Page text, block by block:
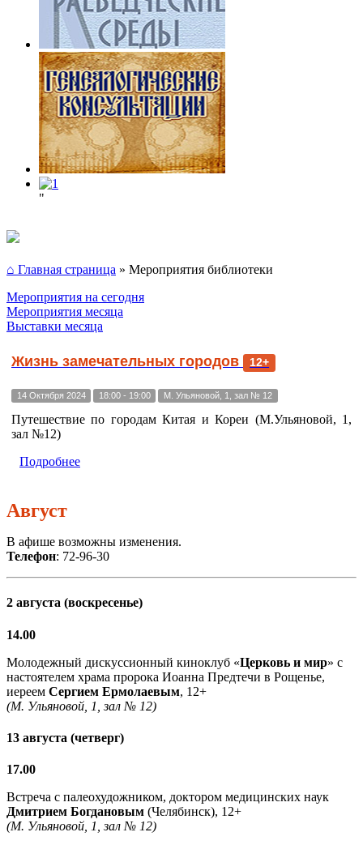
"
⌂ Главная страница » Мероприятия библиотеки
Мероприятия на сегодня
Мероприятия месяца
Выставки месяца
Жизнь замечательных городов 12+
14 Октября 2024 18:00 - 19:00 М. Ульяновой, 1, зал № 12
Путешествие по городам Китая и Кореи (М.Ульяновой, 1,
зал №12)
Подробнее
Август
В афише возможны изменения.
Телефон: 72-96-30
2 августа (воскресенье)
14.00
Молодежный дискуссионный киноклуб «Церковь и мир» с
настоятелем храма пророка Иоанна Предтечи в Рощенье,
иереем Сергием Ермолаевым, 12+
(М. Ульяновой, 1, зал № 12)
13 августа (четверг)
17.00
Встреча с палеохудожником, доктором медицинских наук
Дмитрием Богдановым (Челябинск), 12+
(М. Ульяновой, 1, зал № 12)